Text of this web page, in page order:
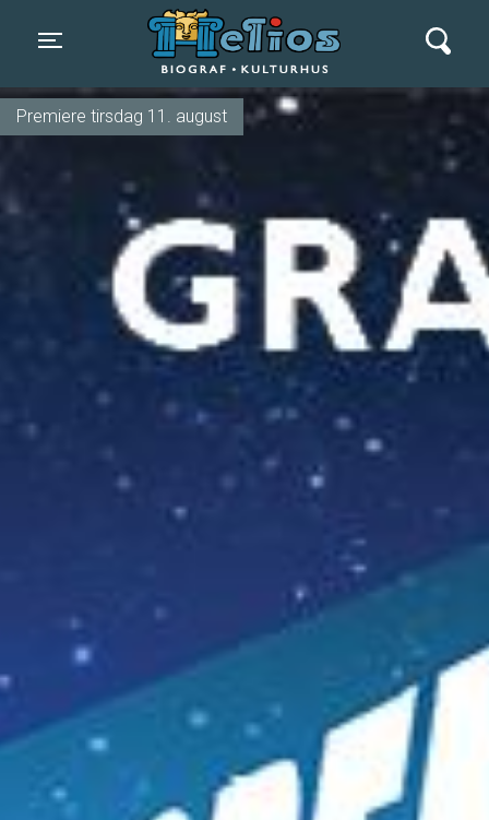
Toggle navigation
Helios Biograf og Kulturhus
Premiere tirsdag 11. august